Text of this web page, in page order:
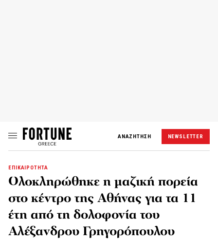
ΑΝΑΖΗΤΗΣΗ NEWSLETTER
ΕΠΙΚΑΙΡΟΤΗΤΑ
Ολοκληρώθηκε η μαζική πορεία
στο κέντρο της Αθήνας για τα 11
έτη από τη δολοφονία του
Αλέξανδρου Γρηγορόπουλου